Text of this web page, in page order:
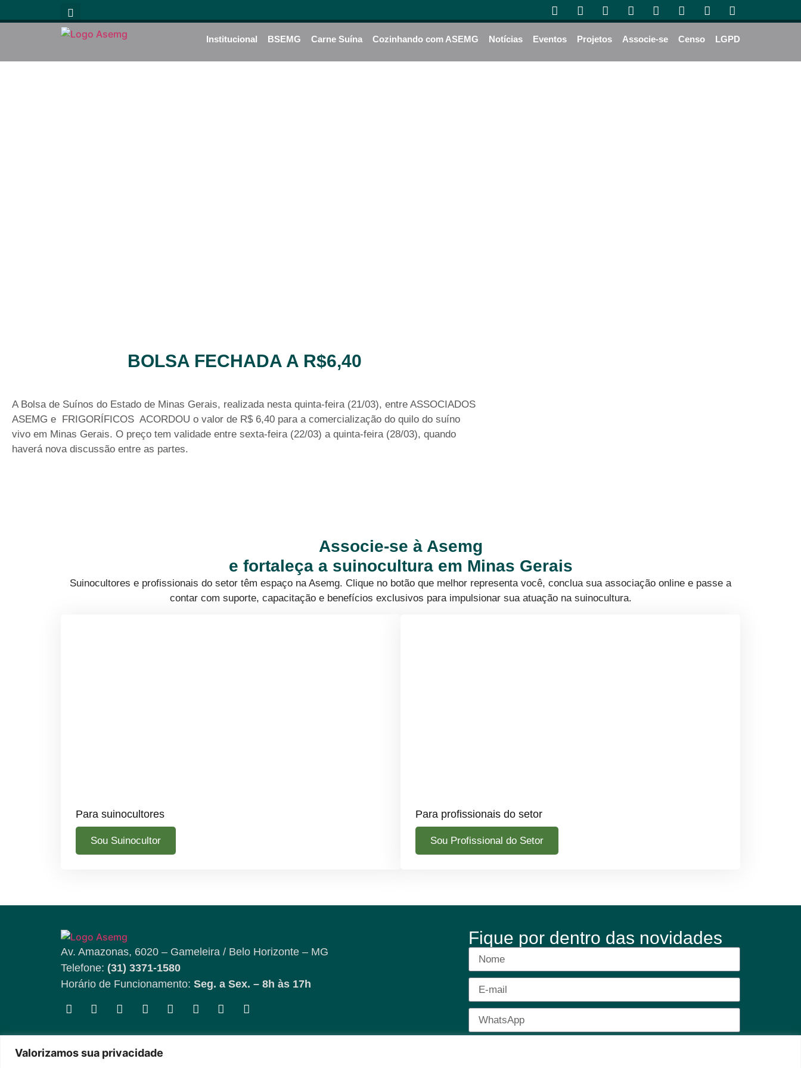
Valorizamos sua privacidade
Institucional BSEMG Carne Suína Cozinhando com ASEMG Notícias Eventos Projetos Associe-se Censo LGPD
BOLSA FECHADA A R$6,40
A Bolsa de Suínos do Estado de Minas Gerais, realizada nesta quinta-feira (21/03), entre ASSOCIADOS
ASEMG e FRIGORÍFICOS ACORDOU o valor de R$ 6,40 para a comercialização do quilo do suíno
vivo em Minas Gerais. O preço tem validade entre sexta-feira (22/03) a quinta-feira (28/03), quando
haverá nova discussão entre as partes.
Associe-se à Asemg
e fortaleça a suinocultura em Minas Gerais
Suinocultores e profissionais do setor têm espaço na Asemg. Clique no botão que melhor representa você, conclua sua associação online e passe a
contar com suporte, capacitação e benefícios exclusivos para impulsionar sua atuação na suinocultura.
Para suinocultores
Sou Suinocultor
Para profissionais do setor
Sou Profissional do Setor
Av. Amazonas, 6020 – Gameleira / Belo Horizonte – MG
Telefone: (31) 3371-1580
Horário de Funcionamento: Seg. a Sex. – 8h às 17h
Fique por dentro das novidades